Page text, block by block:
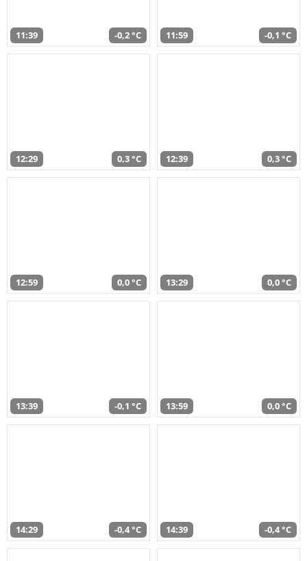
11:39 -0,2 °C 11:59 -0,1 °C
12:29 0,3 °C 12:39 0,3 °C
12:59 0,0 °C 13:29 0,0 °C
13:39 -0,1 °C 13:59 0,0 °C
14:29 -0,4 °C 14:39 -0,4 °C